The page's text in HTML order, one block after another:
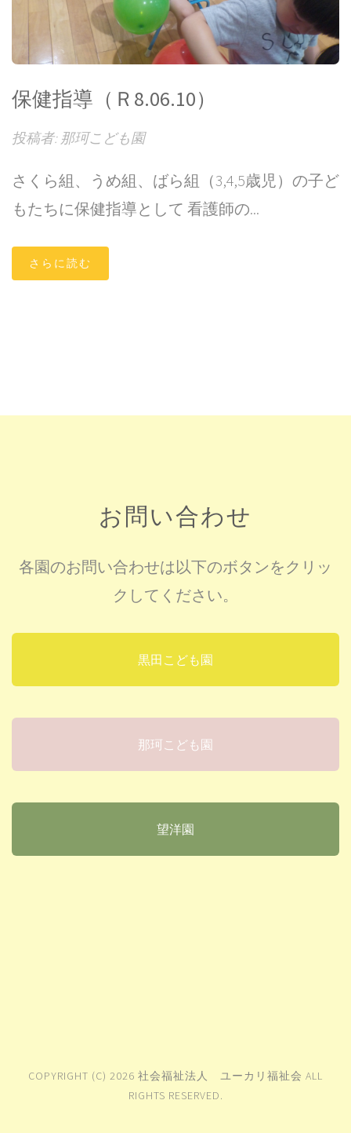
保健指導（Ｒ8.06.10）
投稿者: 那珂こども園
さくら組、うめ組、ばら組（3,4,5歳児）の子ど
もたちに保健指導として 看護師の...
さらに読む
お問い合わせ
各園のお問い合わせは以下のボタンをクリッ
クしてください。
黒田こども園
那珂こども園
望洋園
COPYRIGHT (C) 2026 社会福祉法人 ユーカリ福祉会 ALL
RIGHTS RESERVED.